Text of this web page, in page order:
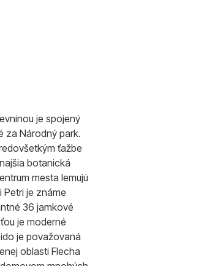
je spojený
za Národný park.
ťažbe
botanická
mesta lemujú
je známe
36 jamkové
je moderné
je považovaná
oblasti Flecha